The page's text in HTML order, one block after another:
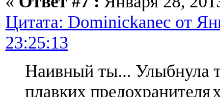
Цитата: Dominickanec от
23:25:13
Наивный ты... Улыбнула
плавких предохранителя